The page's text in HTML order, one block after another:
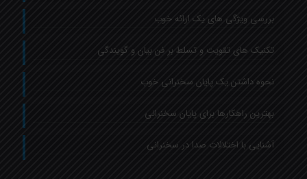
بررسی ویژگی های یک ارائه خوب
تکنیک های تقویت و تسلط بر فن بیان و گویندگی
نحوه داشتن یک پایان سخنرانی خوب
بهترین راهکارها برای پایان سخنرانی
آشنایی با اختلالات صدا در سخنرانی